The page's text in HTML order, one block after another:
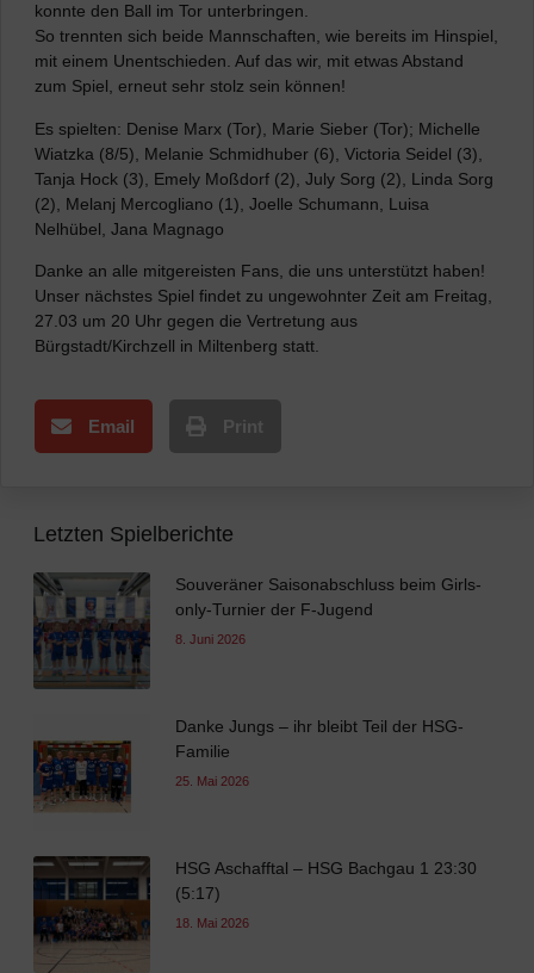
konnte den Ball im Tor unterbringen.
So trennten sich beide Mannschaften, wie bereits im Hinspiel,
mit einem Unentschieden. Auf das wir, mit etwas Abstand
zum Spiel, erneut sehr stolz sein können!
Es spielten: Denise Marx (Tor), Marie Sieber (Tor); Michelle
Wiatzka (8/5), Melanie Schmidhuber (6), Victoria Seidel (3),
Tanja Hock (3), Emely Moßdorf (2), July Sorg (2), Linda Sorg
(2), Melanj Mercogliano (1), Joelle Schumann, Luisa
Nelhübel, Jana Magnago
Danke an alle mitgereisten Fans, die uns unterstützt haben!
Unser nächstes Spiel findet zu ungewohnter Zeit am Freitag,
27.03 um 20 Uhr gegen die Vertretung aus
Bürgstadt/Kirchzell in Miltenberg statt.
Email Print
Letzten Spielberichte
Souveräner Saisonabschluss beim Girls-
only-Turnier der F-Jugend
8. Juni 2026
Danke Jungs – ihr bleibt Teil der HSG-
Familie
25. Mai 2026
HSG Aschafftal – HSG Bachgau 1 23:30
(5:17)
18. Mai 2026